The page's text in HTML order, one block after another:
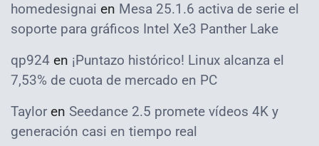
homedesignai en Mesa 25.1.6 activa de serie el
soporte para gráficos Intel Xe3 Panther Lake
qp924 en ¡Puntazo histórico! Linux alcanza el
7,53% de cuota de mercado en PC
Taylor en Seedance 2.5 promete vídeos 4K y
generación casi en tiempo real